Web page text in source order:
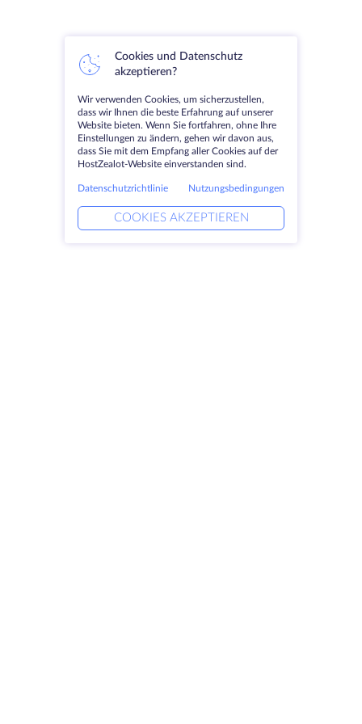
Cookies und Datenschutz
akzeptieren?
Wir verwenden Cookies, um sicherzustellen,
dass wir Ihnen die beste Erfahrung auf unserer
Website bieten. Wenn Sie fortfahren, ohne Ihre
Einstellungen zu ändern, gehen wir davon aus,
dass Sie mit dem Empfang aller Cookies auf der
HostZealot-Website einverstanden sind.
Datenschutzrichtlinie Nutzungsbedingungen
COOKIES AKZEPTIEREN